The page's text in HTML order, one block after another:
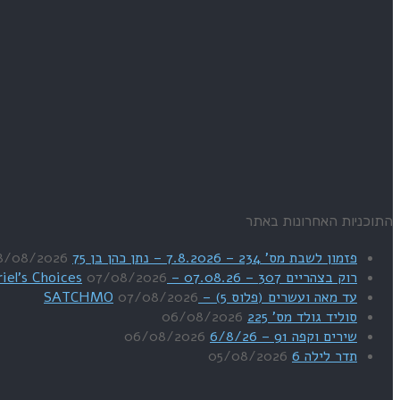
התוכניות האחרונות באתר
פזמון לשבת מס' 234 – 7.8.2026 – נתן כהן בן 75
08/2026
רוק בצהריים 307 – 07.08.26 – Uriel's Choices
07/08/2026
עד מאה ועשרים (פלוס 5) – SATCHMO
07/08/2026
סוליד גולד מס' 225
06/08/2026
שירים וקפה 91 – 6/8/26
06/08/2026
תדר לילה 6
05/08/2026